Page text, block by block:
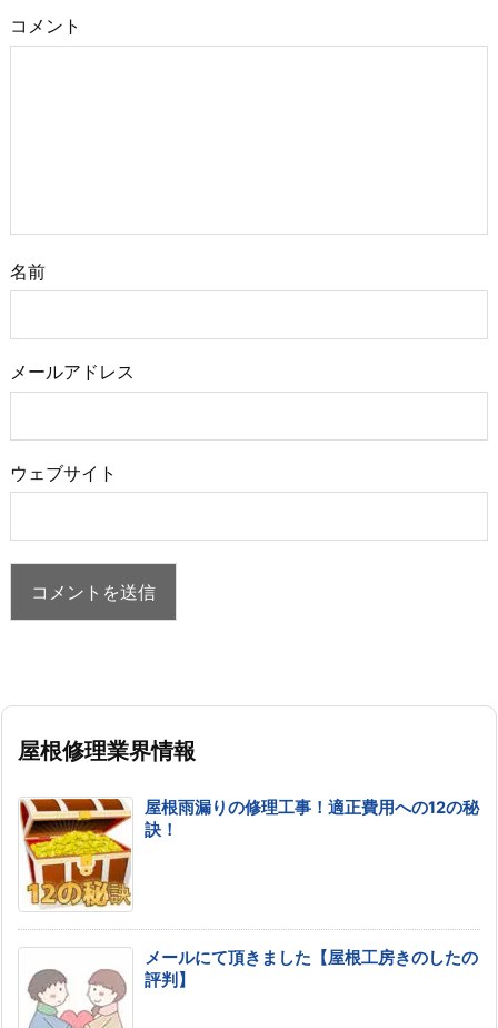
コメント
名前
メールアドレス
ウェブサイト
屋根修理業界情報
屋根雨漏りの修理工事！適正費用への12の秘
訣！
メールにて頂きました【屋根工房きのしたの
評判】